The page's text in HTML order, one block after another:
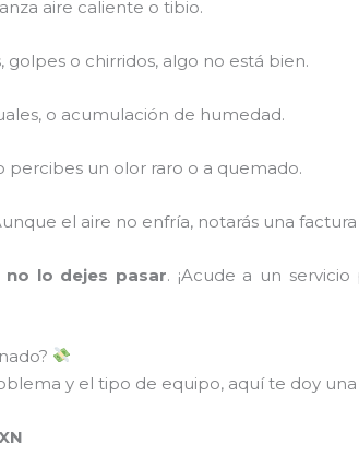
aire caliente o tibio.
golpes o chirridos, algo no está bien.
o acumulación de humedad.
percibes un olor raro o a quemado.
el aire no enfría, notarás una
no lo dejes pasar. ¡Acude a un
y el tipo de equipo, aquí te doy una